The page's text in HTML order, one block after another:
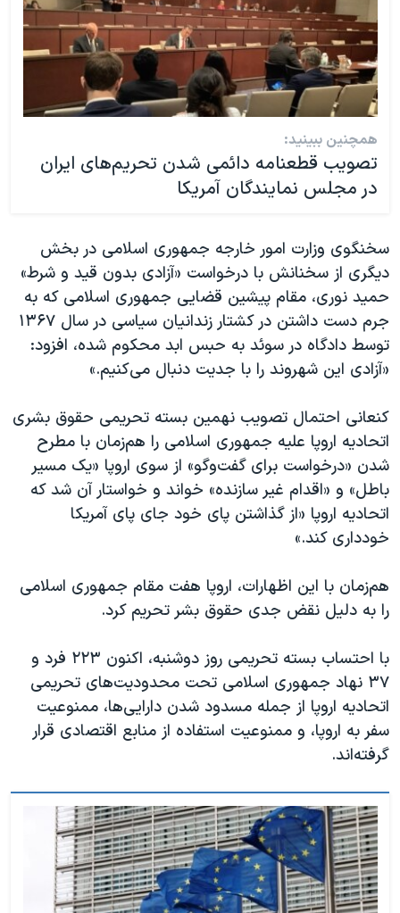
همچنین ببینید:
تصویب قطعنامه دائمی شدن تحریم‌های ایران
در مجلس نمایندگان آمریکا
سخنگوی وزارت امور خارجه جمهوری اسلامی در بخش
دیگری از سخنانش با درخواست «آزادی بدون قید و شرط»
حمید نوری، مقام پیشین قضایی جمهوری اسلامی که به
جرم دست داشتن در کشتار زندانیان سیاسی در سال ۱۳۶۷
توسط دادگاه در سوئد به حبس ابد محکوم شده، افزود:
«آزادی این شهروند را با جدیت دنبال می‌کنیم.»
کنعانی احتمال تصویب نهمین بسته تحریمی حقوق بشری
اتحادیه اروپا علیه جمهوری اسلامی را هم‌زمان با مطرح
شدن «درخواست برای گفت‌وگو» از سوی اروپا «یک مسیر
باطل» و «اقدام غیر سازنده» خواند و خواستار آن شد که
اتحادیه اروپا «از گذاشتن پای خود جای پای آمریکا
خودداری کند.»
هم‌زمان با این اظهارات، اروپا هفت مقام جمهوری اسلامی
را به دلیل نقض جدی حقوق بشر تحریم کرد.
با احتساب بسته تحریمی روز دوشنبه، اکنون ٢٢٣ فرد و
٣٧ نهاد جمهوری اسلامی تحت محدودیت‌های تحریمی
اتحادیه اروپا از جمله مسدود شدن دارایی‌ها، ممنوعیت
سفر به اروپا، و ممنوعیت استفاده از منابع اقتصادی قرار
گرفته‌اند.